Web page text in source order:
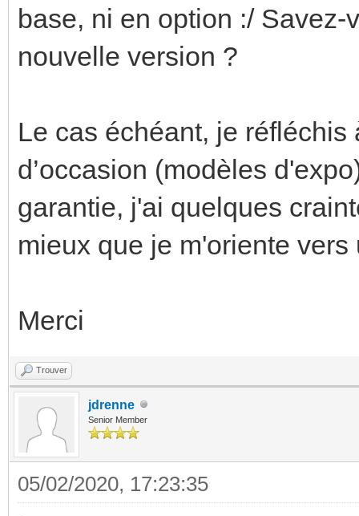
base, ni en option :/
nouvelle version ?
Le cas échéant, je
d’occasion (modèles
garantie, j'ai quelques
mieux que je m'oriente
Merci
Trouver
jdrenne
Senior Member
05/02/2020, 17:23:35